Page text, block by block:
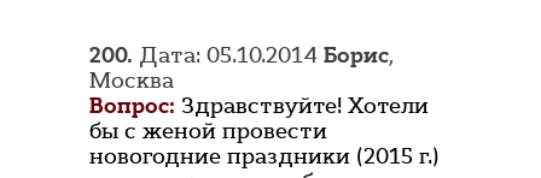
200. Дата: 05.10.2014 Борис,
Москва
Вопрос: Здравствуйте! Хотели
бы с женой провести
новогодние праздники (2015 г.)